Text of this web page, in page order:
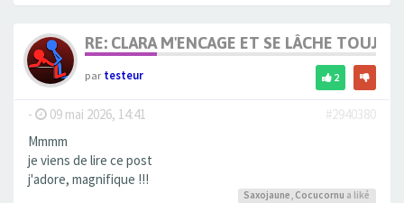
RE: CLARA M'ENCAGE ET SE LÂCHE
partesteur 2
- 09 mai 2026, 14:41
#2940380
Mmmm
je viens de lire ce post
j'adore, magnifique !!!
Saxojaune, Cocucornu a liké